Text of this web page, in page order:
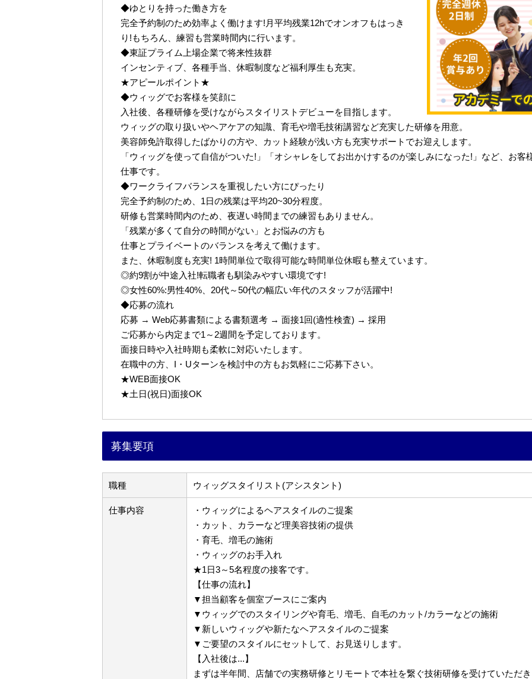
◆ゆとりを持った働き方を
完全予約制のため効率よく働けます!月平均残業12hでオンオフもはっき
り!もちろん、練習も営業時間内に行います。
◆東証プライム上場企業で将来性抜群
インセンティブ、各種手当、休暇制度など福利厚生も充実。
★アピールポイント★
◆ウィッグでお客様を笑顔に
入社後、各種研修を受けながらスタイリストデビューを目指します。
ウィッグの取り扱いやヘアケアの知識、育毛や増毛技術講習など充実した研修を用意。
美容師免許取得したばかりの方や、カット経験が浅い方も充実サポートでお迎えします。
「ウィッグを使って自信がついた!」「オシャレをしてお出かけするのが楽しみになった!」など、お
仕事です。
◆ワークライフバランスを重視したい方にぴったり
完全予約制のため、1日の残業は平均20~30分程度。
研修も営業時間内のため、夜遅い時間までの練習もありません。
「残業が多くて自分の時間がない」とお悩みの方も
仕事とプライベートのバランスを考えて働けます。
また、休暇制度も充実! 1時間単位で取得可能な時間単位休暇も整えています。
◎約9割が中途入社!転職者も馴染みやすい環境です!
◎女性60%:男性40%、20代～50代の幅広い年代のスタッフが活躍中!
◆応募の流れ
応募 → Web応募書類による書類選考 → 面接1回(適性検査) → 採用
ご応募から内定まで1～2週間を予定しております。
面接日時や入社時期も柔軟に対応いたします。
在職中の方、I・Uターンを検討中の方もお気軽にご応募下さい。
★WEB面接OK
★土日(祝日)面接OK
募集要項
職種 ウィッグスタイリスト(アシスタント)
仕事内容
・ウィッグによるヘアスタイルのご提案
・カット、カラーなど理美容技術の提供
・育毛、増毛の施術
・ウィッグのお手入れ
★1日3～5名程度の接客です。
【仕事の流れ】
▼担当顧客を個室ブースにご案内
▼ウィッグでのスタイリングや育毛、増毛、自毛のカット/カラーなどの施術
▼新しいウィッグや新たなヘアスタイルのご提案
▼ご要望のスタイルにセットして、お見送りします。
【入社後は...】
まずは半年間、店舗での実務研修とリモートで本社を繋ぐ技術研修を受けていただ